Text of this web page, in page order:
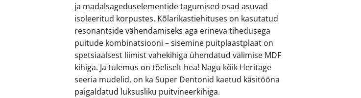
ja madalsageduselementide tagumised osad asuvad
isoleeritud korpustes. Kõlarikastiehituses on kasutatud
resonantside vähendamiseks aga erineva tihedusega
puitude kombinatsiooni – sisemine puitplaastplaat on
spetsiaalsest liimist vahekihiga ühendatud välimise MDF
kihiga. Ja tulemus on tõeliselt hea! Nagu kõik Heritage
seeria mudelid, on ka Super Dentonid kaetud käsitööna
paigaldatud luksusliku puitvineerkihiga.